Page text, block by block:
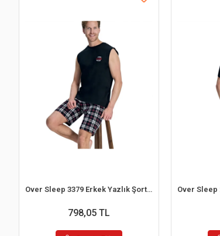
Over Sleep 3379 Erkek Yazlık Şort Pijama Takım (M-L-XL-2XL)
798,05 TL